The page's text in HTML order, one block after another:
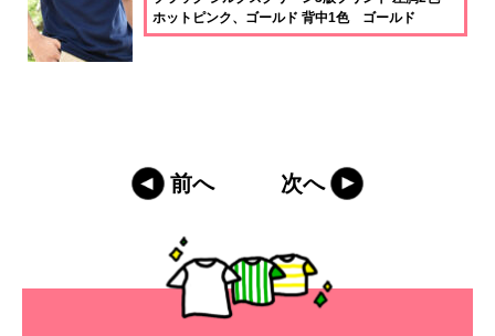
ホットピンク、ゴールド 背中1色 ゴールド
前へ 次へ